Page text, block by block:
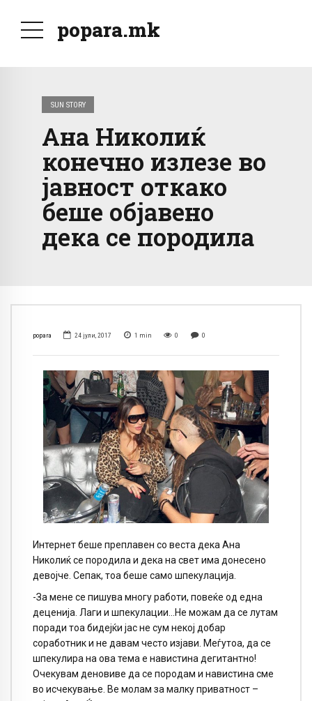
popara.mk
SUN STORY
Ана Николиќ
конечно излезе во
јавност откако
беше објавено
дека се породила
popara 24 јули, 2017 1 min 0 0
Интернет беше преплавен со веста дека Ана
Николиќ се породила и дека на свет има донесено
девојче. Сепак, тоа беше само шпекулација.
-За мене се пишува многу работи, повеќе од една
деценија. Лаги и шпекулации…Не можам да се лутам
поради тоа бидејќи јас не сум некој добар
соработник и не давам често изјави. Меѓутоа, да се
шпекулира на ова тема е навистина дегитантно!
Очекувам деновиве да се породам и навистина сме
во исчекување. Ве молам за малку приватност –